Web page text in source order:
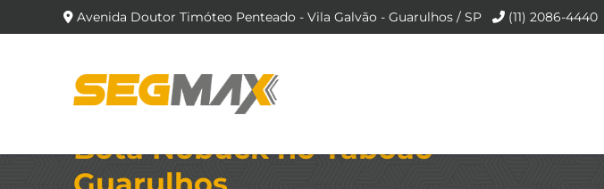
Avenida Doutor Timóteo Penteado - Vila Galvão - Guarulhos / SP (11) 2086-4440
Bota Nobuck no Taboão -